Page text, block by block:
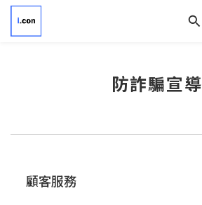
防詐騙宣導
顧客服務